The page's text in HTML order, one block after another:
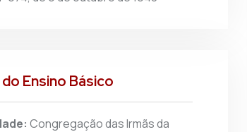
do Ensino Básico
Congregação das Irmãs da